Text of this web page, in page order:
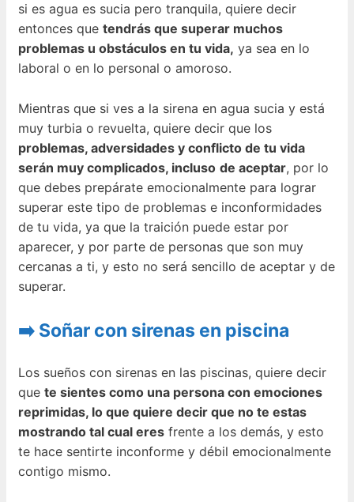
si es agua es sucia pero tranquila, quiere decir
entonces que tendrás que superar muchos
problemas u obstáculos en tu vida, ya sea en lo
laboral o en lo personal o amoroso.
Mientras que si ves a la sirena en agua sucia y está
muy turbia o revuelta, quiere decir que los
problemas, adversidades y conflicto de tu vida
serán muy complicados, incluso de aceptar, por lo
que debes prepárate emocionalmente para lograr
superar este tipo de problemas e inconformidades
de tu vida, ya que la traición puede estar por
aparecer, y por parte de personas que son muy
cercanas a ti, y esto no será sencillo de aceptar y de
superar.
➡️ Soñar con sirenas en piscina
Los sueños con sirenas en las piscinas, quiere decir
que te sientes como una persona con emociones
reprimidas, lo que quiere decir que no te estas
mostrando tal cual eres frente a los demás, y esto
te hace sentirte inconforme y débil emocionalmente
contigo mismo.